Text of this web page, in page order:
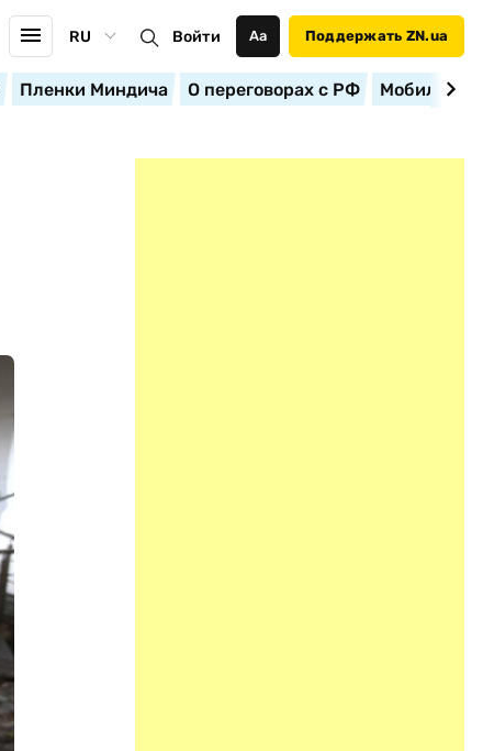
RU Войти Аа Поддержать ZN.ua
Пленки Миндича О переговорах с РФ